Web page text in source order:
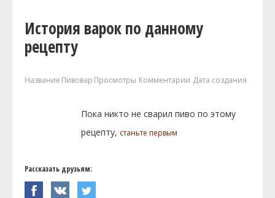
История варок по данному
рецепту
Название Пивовар Просмотры Комментарии Дата создания
Пока никто не сварил пиво по этому
рецепту, станьте первым
Рассказать друзьям: